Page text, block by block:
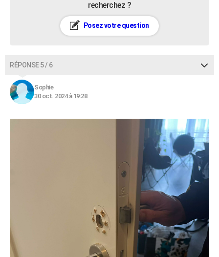
recherchez ?
Posez votre question
RÉPONSE 5 / 6
Sophie
30 oct. 2024 à 19:28